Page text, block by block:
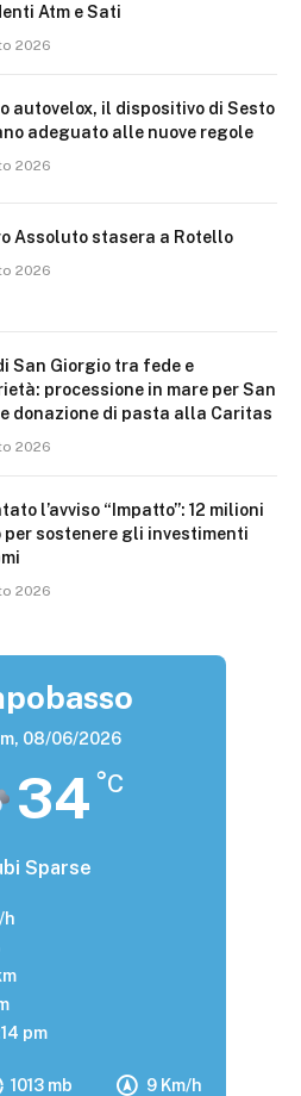
Atm e Sati
2026
autovelox, il dispositivo di Sesto
adeguato alle nuove regole
2026
Assoluto stasera a Rotello
2026
San Giorgio tra fede e
processione in mare per San
donazione di pasta alla Caritas
2026
l’avviso “Impatto”: 12 milioni
per sostenere gli investimenti
2026
08/06/2026
34 °C
Sparse
1013 mb 9 Km/h
h
pm